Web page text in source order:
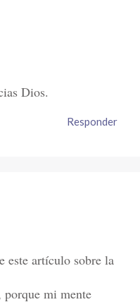
Dios.
Responder
este artículo sobre la
porque mi mente